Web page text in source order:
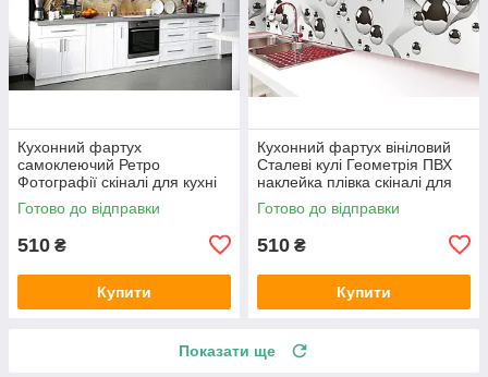
Кухонний фартух
самоклеючий Ретро
Фотографії скіналі для кухні
наклейка ПВХ Вінтаж
бежевий 600х2000 мм
Готово до відправки
510 ₴
Купити
Кухонний фартух вініловий
Сталеві кулі Геометрія ПВХ
наклейка плівка скіналі для
кухні сірий 600х2000 мм
Готово до відправки
510 ₴
Купити
Показати ще